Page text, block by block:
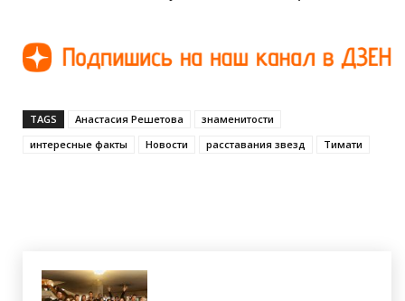
TAGS Анастасия Решетова
знаменитости
интересные факты
Новости расставания звезд Тимати